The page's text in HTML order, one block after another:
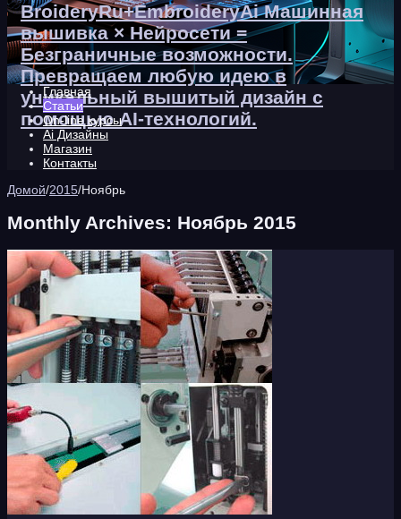
BroideryRu+EmbroideryAi Машинная
вышивка × Нейросети =
Безграничные возможности.
Превращаем любую идею в
уникальный вышитый дизайн с
помощью AI-технологий.
Главная
Статьи
On-line курсы
Ai Дизайны
Магазин
Контакты
Домой/2015/Ноябрь
Monthly Archives: Ноябрь 2015